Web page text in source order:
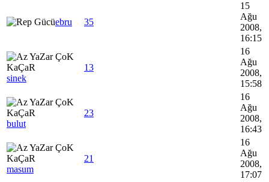
ebru 35
15
Ağu
2008,
16:15
sinek
13
16
Ağu
2008,
15:58
bulut
23
16
Ağu
2008,
16:43
masum
21
16
Ağu
2008,
17:07